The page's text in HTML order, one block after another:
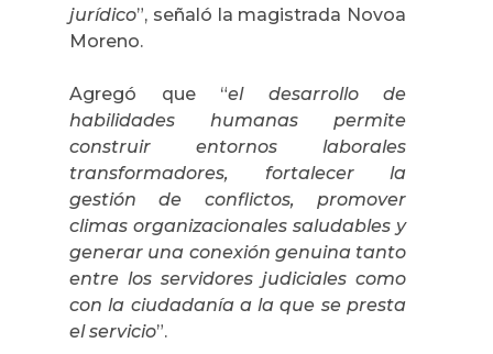
jurídico”, señaló la magistrada Novoa
Moreno.
Agregó que “el desarrollo de
habilidades humanas permite
construir entornos laborales
transformadores, fortalecer la
gestión de conflictos, promover
climas organizacionales saludables y
generar una conexión genuina tanto
entre los servidores judiciales como
con la ciudadanía a la que se presta
el servicio”.